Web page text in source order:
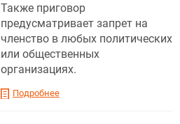
Также приговор
предусматривает запрет на
членство в любых политических
или общественных
организациях.
Подробнее